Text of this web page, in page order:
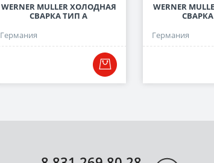
WERNER MULLER ХОЛОДНАЯ
СВАРКА ТИП А
Германия
WERNER
Германия